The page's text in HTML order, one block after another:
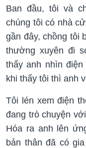
Ban đầu, tôi và
chúng tôi có nhà
gần đây, chồng tôi
thường xuyên đi
thấy anh nhìn
khi thấy tôi thì anh
Tôi lén xem điện
đang trò chuyện
Hóa ra anh lên
bản thân đã có